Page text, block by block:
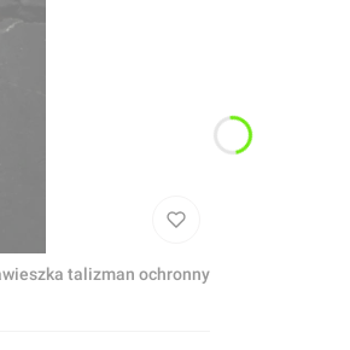
talizman ochronny